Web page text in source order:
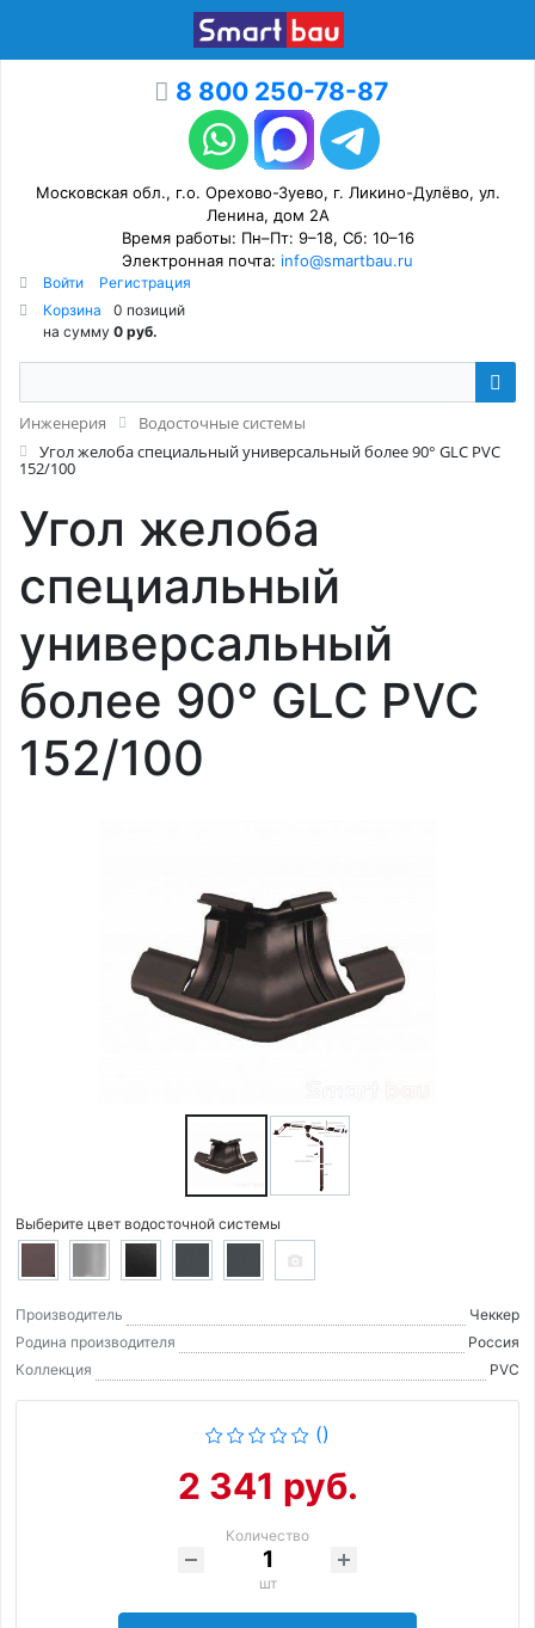
8 800 250-78-87
Московская обл., г.о. Орехово-Зуево, г. Ликино-Дулёво, ул.
Ленина, дом 2А
Время работы: Пн–Пт: 9–18, Сб: 10–16
Электронная почта: info@smartbau.ru
Войти
Регистрация
Корзина
0 позиций
на сумму 0 руб.
Инженерия
Водосточные системы
Угол желоба специальный универсальный более 90° GLC PVC
152/100
Угол желоба
специальный
универсальный
более 90° GLC PVC
152/100
Выберите цвет водосточной системы
Производитель
Чеккер
Родина производителя
Россия
Коллекция
PVC
()
2 341 руб.
Количество
шт